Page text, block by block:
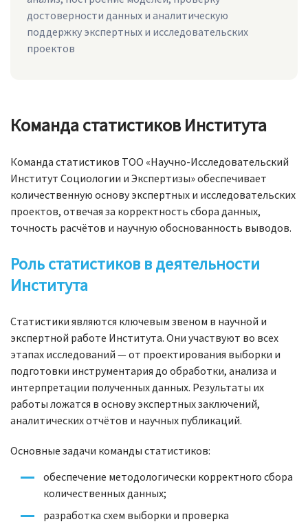
достоверности данных и аналитическую
поддержку экспертных и исследовательских
проектов
Команда статистиков Института
Команда статистиков ТОО «Научно-Исследовательский
Институт Социологии и Экспертизы» обеспечивает
количественную основу экспертных и исследовательских
проектов, отвечая за корректность сбора данных,
точность расчётов и научную обоснованность выводов.
Роль статистиков в деятельности
Института
Статистики являются ключевым звеном в научной и
экспертной работе Института. Они участвуют во всех
этапах исследований — от проектирования выборки и
подготовки инструментария до обработки, анализа и
интерпретации полученных данных. Результаты их
работы ложатся в основу экспертных заключений,
аналитических отчётов и научных публикаций.
Основные задачи команды статистиков:
обеспечение методологически корректного сбора
количественных данных;
разработка схем выборки и проверка